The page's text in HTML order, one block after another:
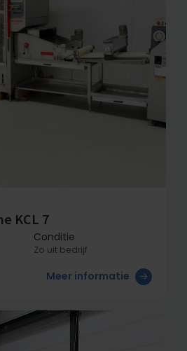
KCL 7
Conditie
Zo uit bedrijf
Meer informatie